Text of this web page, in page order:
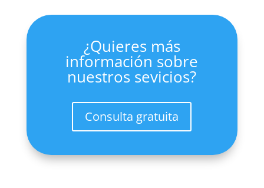
¿Quieres más
información sobre
nuestros sevicios?
Consulta gratuita